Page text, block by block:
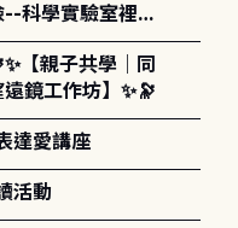
科學實驗室裡的
【親子共學｜同
鏡工作坊】✨🔭
達愛講座
活動